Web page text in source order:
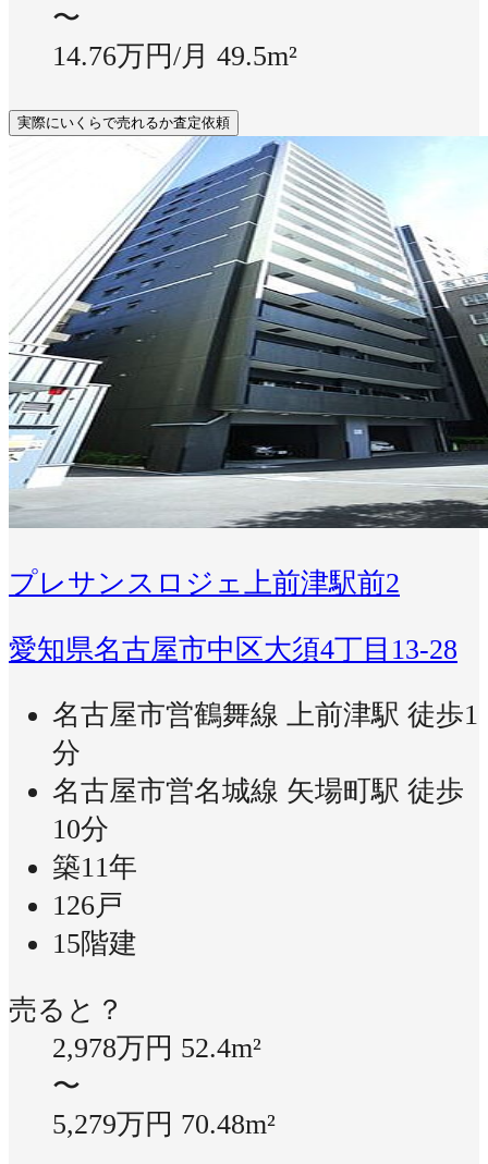
〜
14.76万円/月 49.5m²
実際にいくらで売れるか査定依頼
プレサンスロジェ上前津駅前2
愛知県名古屋市中区大須4丁目13-28
名古屋市営鶴舞線 上前津駅 徒歩1
分
名古屋市営名城線 矢場町駅 徒歩
10分
築11年
126戸
15階建
売ると？
2,978万円 52.4m²
〜
5,279万円 70.48m²